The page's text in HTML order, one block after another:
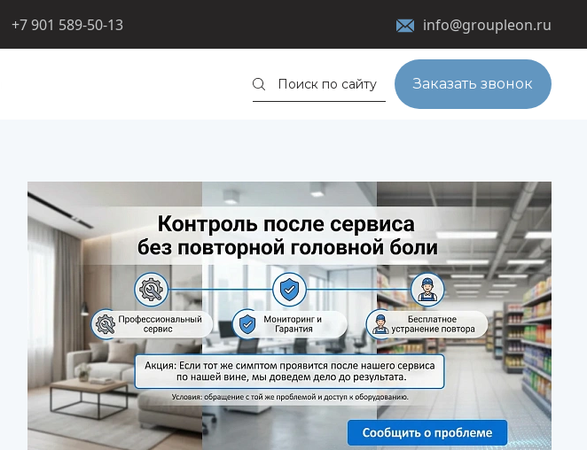
+7 901 589-50-13 info@groupleon.ru
Заказать звонок